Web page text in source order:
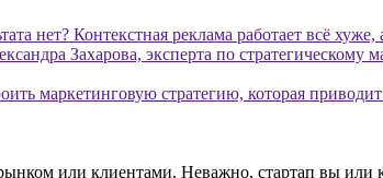
нет? Контекстная реклама работает всё
Захарова, эксперта по стратегическому
маркетинговую стратегию, которая
или клиентами. Неважно, стартап вы